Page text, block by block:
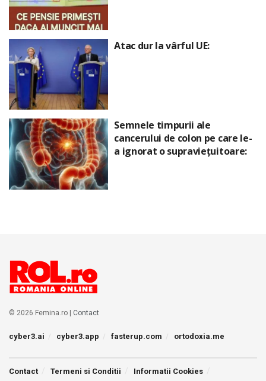
Atac dur la vârful UE:
Semnele timpurii ale
cancerului de colon pe care le-
a ignorat o supraviețuitoare:
© 2026 Femina.ro | Contact
cyber3.ai cyber3.app fasterup.com ortodoxia.me
Contact Termeni si Conditii Informatii Cookies